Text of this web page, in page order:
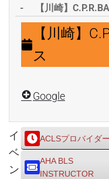
- 【川崎】
崎】
C.P.R.BASIC
AED
ー
ス
【川崎】
ス
Google
イ
ベ
ン
ACLSプロバイダー
AHA BLS
INSTRUCTOR